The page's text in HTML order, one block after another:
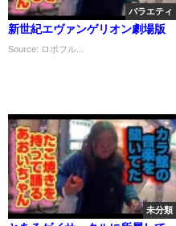
バラエティ
新世紀エヴァンゲリオン劇場版
Source: ロボフル...
未分類